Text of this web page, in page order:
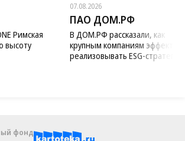
Римская
высоту
07.08.2026
ПАО ДОМ.РФ
В ДОМ.РФ рассказали, как
крупным компаниям
реализовывать ESG-стратегию
фонд